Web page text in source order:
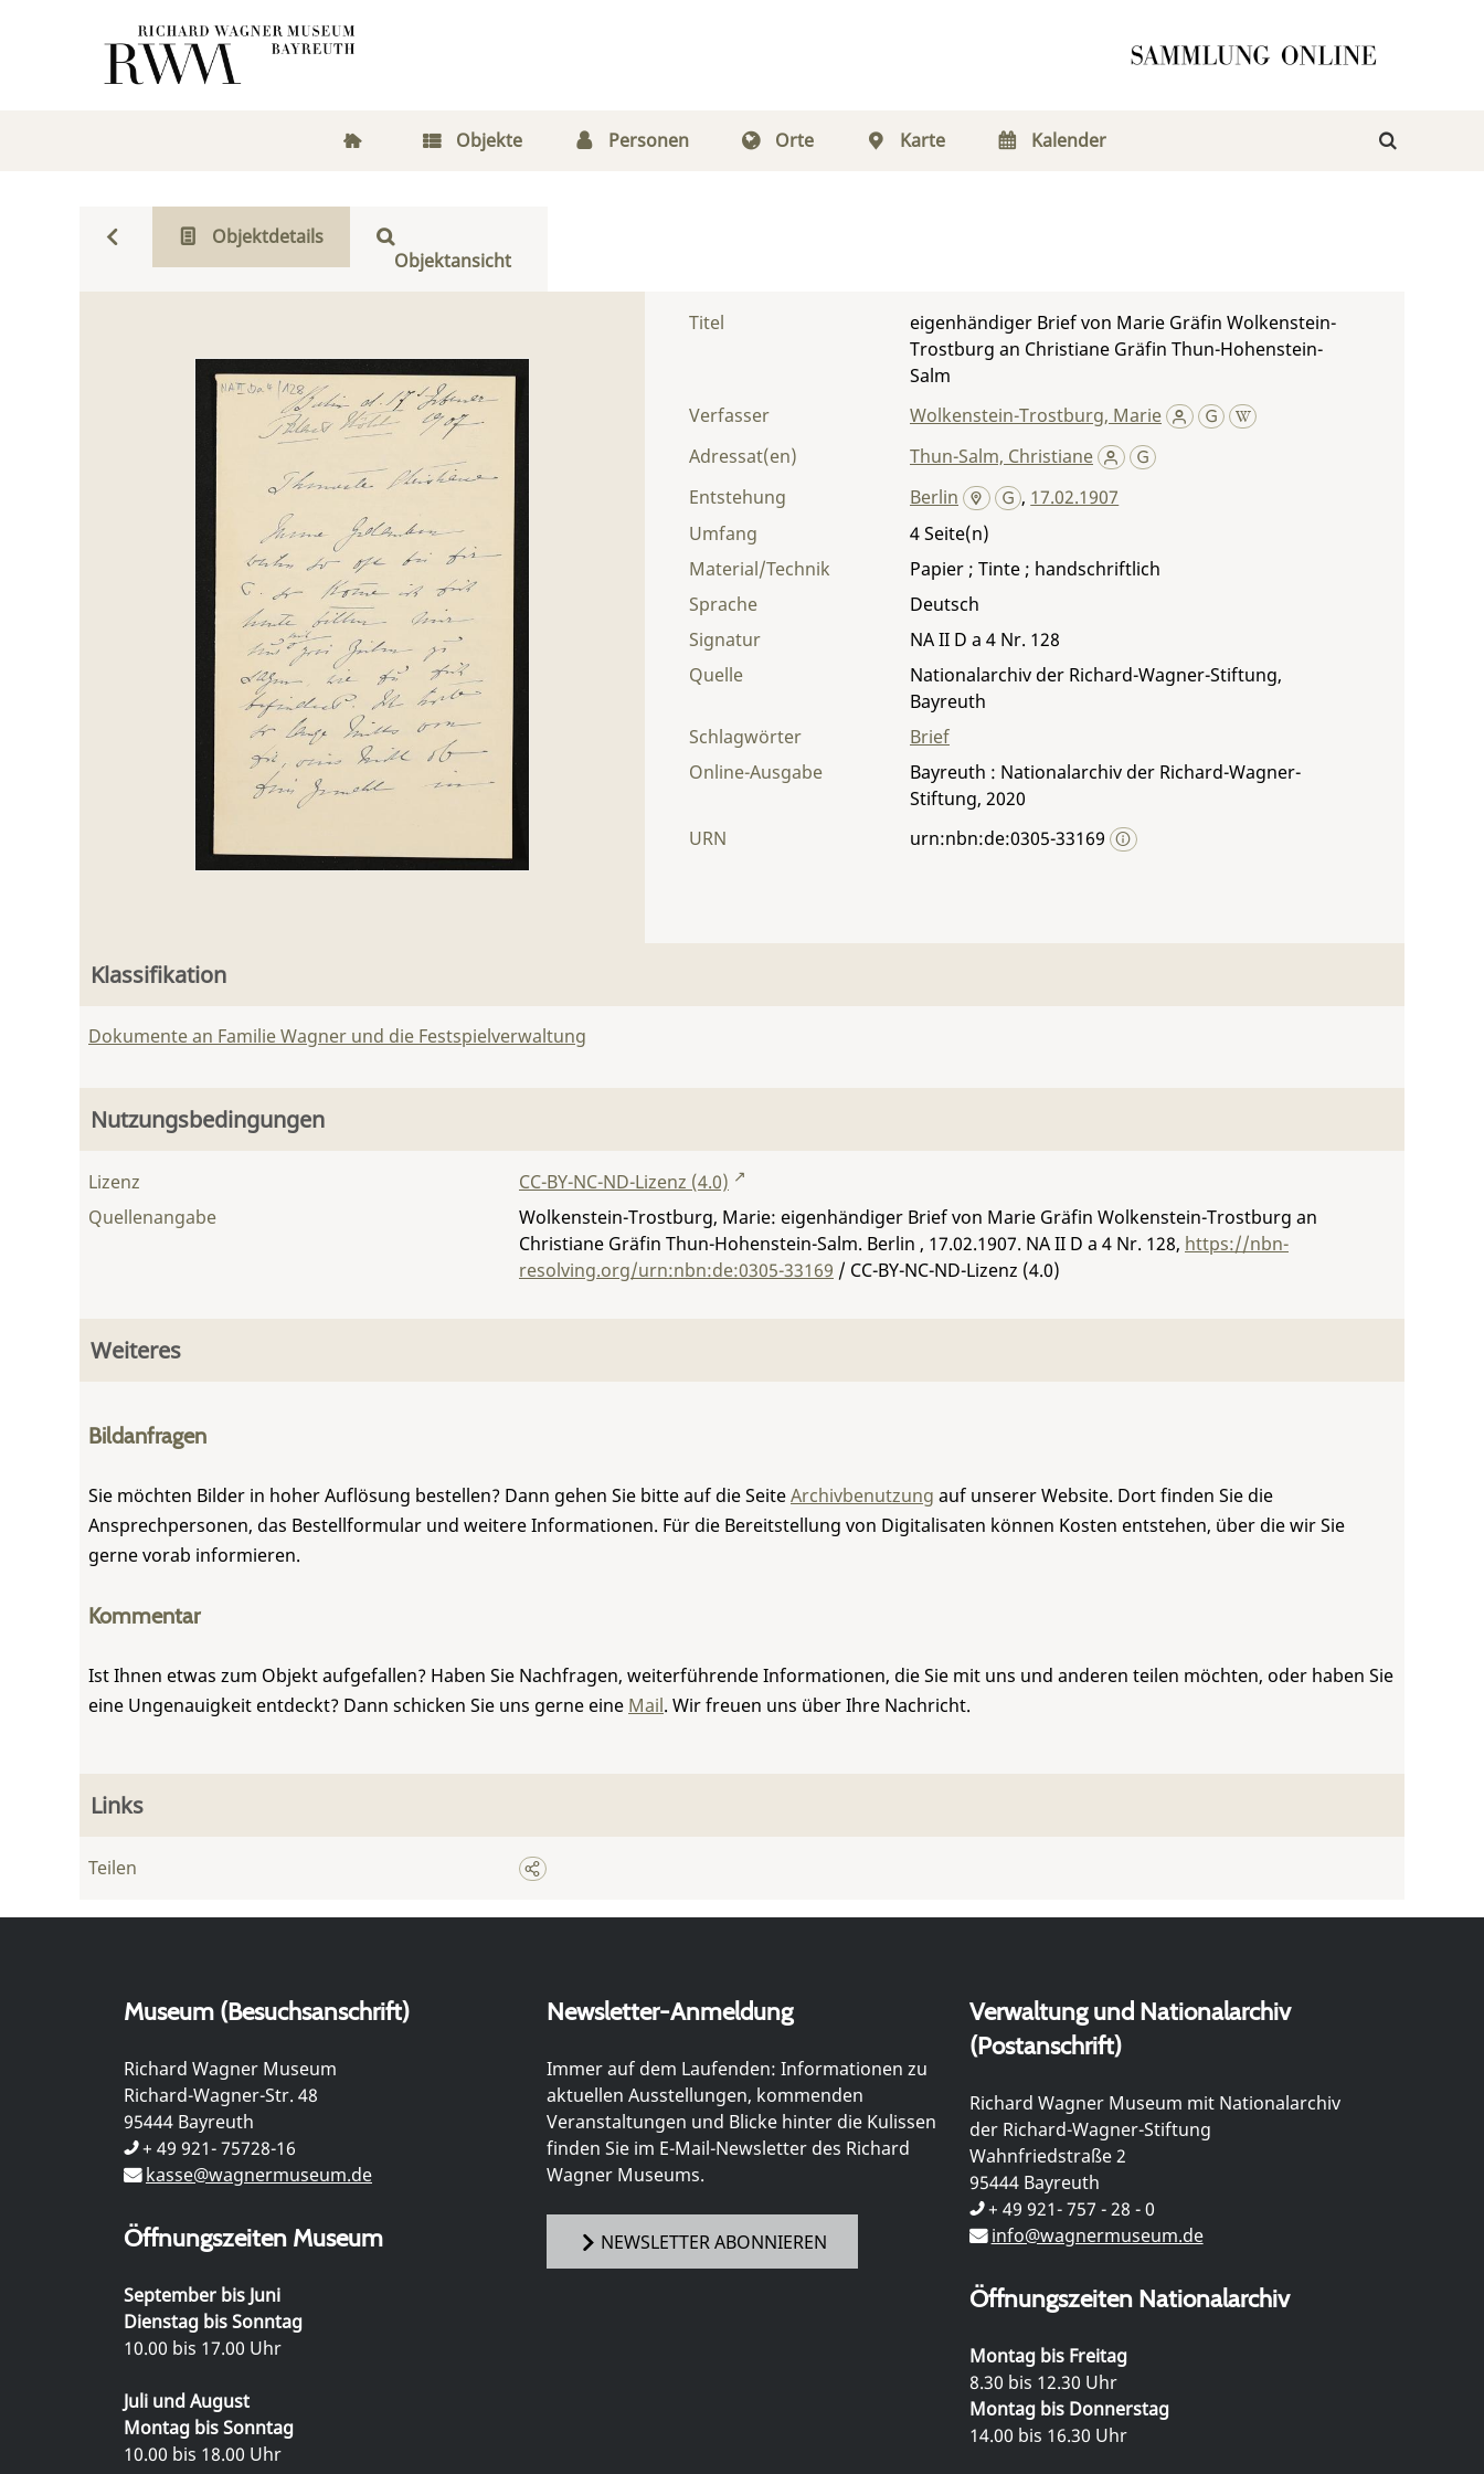
Objekte Personen Orte Karte Kalender
Objektdetails
Objektansicht
Titel
eigenhändiger Brief von Marie Gräfin Wolkenstein-
Trostburg an Christiane Gräfin Thun-Hohenstein-
Salm
Verfasser
Wolkenstein-Trostburg, Marie
Adressat(en)
Thun-Salm, Christiane
Entstehung
Berlin , 17.02.1907
Umfang
4
Material/Technik
Papier ; Tinte ; handschriftlich
Sprache
Deutsch
Signatur
NA II D a 4 Nr. 128
Quelle
Nationalarchiv der Richard-Wagner-Stiftung,
Bayreuth
Schlagwörter
Brief
Online-Ausgabe
Bayreuth : Nationalarchiv der Richard-Wagner-
Stiftung, 2020
URN
urn:nbn:de:0305-33169
Klassifikation
Dokumente an Familie Wagner und die Festspielverwaltung
Nutzungsbedingungen
Lizenz
CC-BY-NC-ND-Lizenz (4.0)
Quellenangabe
Wolkenstein-Trostburg, Marie: eigenhändiger Brief von Marie Gräfin Wolkenstein-Trostburg an
Christiane Gräfin Thun-Hohenstein-Salm. Berlin , 17.02.1907. NA II D a 4 Nr. 128, https://nbn-
resolving.org/urn:nbn:de:0305-33169 / CC-BY-NC-ND-Lizenz (4.0)
Weiteres
Bildanfragen
Sie möchten Bilder in hoher Auflösung bestellen? Dann gehen Sie bitte auf die SeiteArchivbenutzung auf unserer Website. Dort finden Sie die
Ansprechpersonen, das Bestellformular und weitere Informationen. Für die Bereitstellung von Digitalisaten können Kosten entstehen, über die wir Sie
gerne vorab informieren.
Kommentar
Ist Ihnen etwas zum Objekt aufgefallen? Haben Sie Nachfragen, weiterführende Informationen, die Sie mit uns und anderen teilen möchten, oder haben Sie
eine Ungenauigkeit entdeckt? Dann schicken Sie uns gerne eine Mail. Wir freuen uns über Ihre Nachricht.
Links
Teilen
Museum (Besuchsanschrift)
Richard Wagner Museum
Richard-Wagner-Str. 48
95444 Bayreuth
+ 49 921- 75728-16
kasse@wagnermuseum.de
Öffnungszeiten Museum
September bis Juni
Dienstag bis Sonntag
10.00 bis 17.00 Uhr
Juli und August
Montag bis Sonntag
10.00 bis 18.00 Uhr
Newsletter-Anmeldung
Immer auf dem Laufenden: Informationen zu
aktuellen Ausstellungen, kommenden
Veranstaltungen und Blicke hinter die Kulissen
finden Sie im E-Mail-Newsletter des Richard
Wagner Museums.
NEWSLETTER ABONNIEREN
Verwaltung und Nationalarchiv
(Postanschrift)
Richard Wagner Museum mit Nationalarchiv
der Richard-Wagner-Stiftung
Wahnfriedstraße 2
95444 Bayreuth
+ 49 921- 757 - 28 - 0
info@wagnermuseum.de
Öffnungszeiten Nationalarchiv
Montag bis Freitag
8.30 bis 12.30 Uhr
Montag bis Donnerstag
14.00 bis 16.30 Uhr